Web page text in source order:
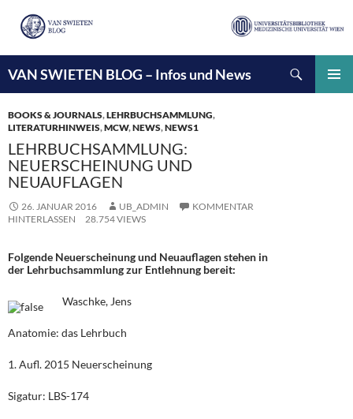
VAN SWIETEN BLOG – Infos und News
INHALT
SPRINGEN
BOOKS & JOURNALS,LEHRBUCHSAMMLUNG,
LITERATURHINWEIS,MCW,NEWS,NEWS1
LEHRBUCHSAMMLUNG:
NEUERSCHEINUNG UND
NEUAUFLAGEN
26. JANUAR 2016 UB_ADMIN
KOMMENTAR
HINTERLASSEN
28.754 VIEWS
Folgende Neuerscheinung und Neuauflagen stehen in
der Lehrbuchsammlung zur Entlehnung bereit:
Waschke, Jens
Anatomie: das Lehrbuch
1. Aufl. 2015 Neuerscheinung
Sigatur: LBS-174